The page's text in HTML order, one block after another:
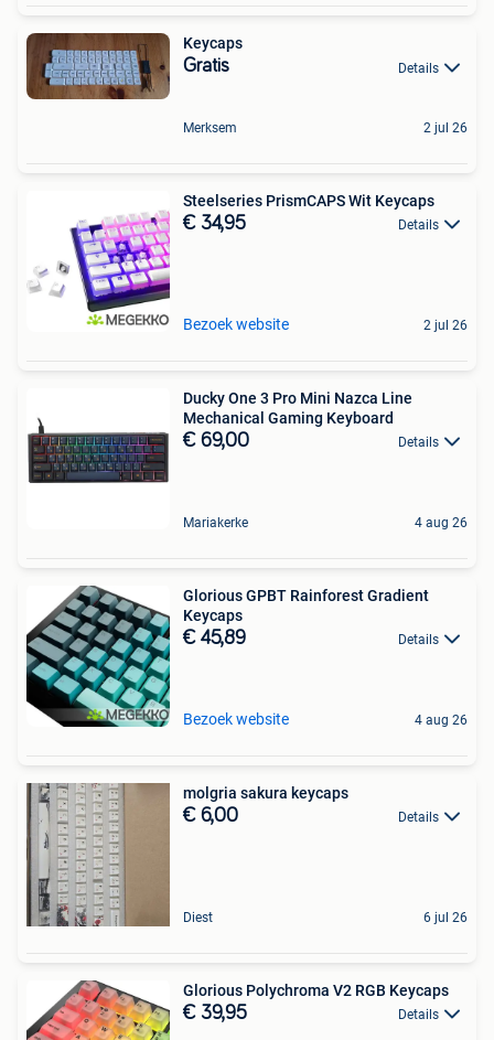
Keycaps
Gratis Details
Merksem 2 jul 26
Steelseries PrismCAPS Wit Keycaps
€ 34,95 Details
Bezoek website 2 jul 26
Ducky One 3 Pro Mini Nazca Line
Mechanical Gaming Keyboard
€ 69,00 Details
Mariakerke 4 aug 26
Glorious GPBT Rainforest Gradient
Keycaps
€ 45,89 Details
Bezoek website 4 aug 26
molgria sakura keycaps
€ 6,00 Details
Diest 6 jul 26
Glorious Polychroma V2 RGB Keycaps
€ 39,95 Details